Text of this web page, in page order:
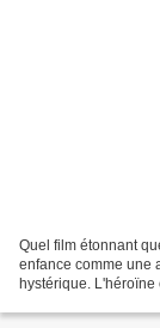
Quel film étonnant
enfance comme une
hystérique.